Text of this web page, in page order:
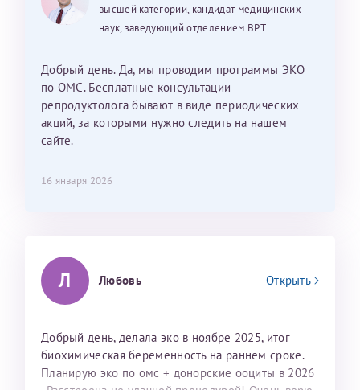
получится, не переживайте. Обязательно всё выйдет.
В моменты неудач Ринат Рафаильевич находил слова
Так же хотелось отметить мед. сестру Сухову
Наталью Викторовну. Тоже очень душевный человек.
С ней общение было, как с давней знакомой, очень
лёгкое и простое. Вообще в данной клинике весь
персонал очень вежливый и чуткий, прям приятно
ребёнком, и конечно же только к Ринату
Темирбулатов Ринат Рафаилевич
Репродуктологи
Исакова Эльвира Валентиновна
25 июня 2026
Егоров Станислав Олегович
13 июня 2026
высшей категории, кандидат медицинских
наук, заведующий отделением ВРТ
Добрый день. Да, мы проводим программы ЭКО
по ОМС. Бесплатные консультации
репродуктолога бывают в виде периодических
акций, за которыми нужно следить на нашем
сайте.
16 января 2026
Л Любовь Открыть
Добрый день, делала эко в ноябре 2025, итог
биохимическая беременность на раннем сроке.
Планирую эко по омс + донорские ооциты в 2026